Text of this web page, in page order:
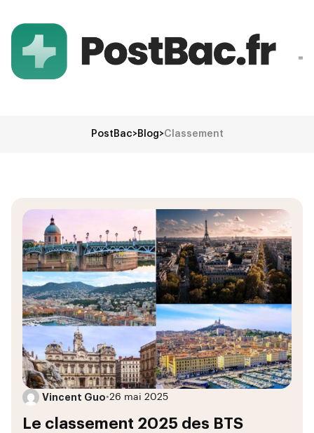
PostBac>Blog>Classement
Vincent Guo•26 mai 2025
Le classement 2025 des BTS